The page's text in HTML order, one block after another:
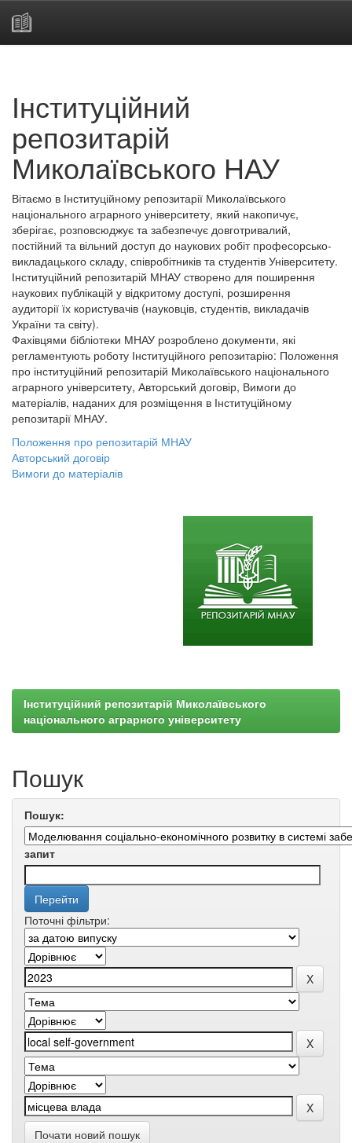
Інституційний
репозитарій
Миколаївського НАУ
Вітаємо в Інституційному репозитарії Миколаївського
національного аграрного університету, який накопичує,
зберігає, розповсюджує та забезпечує довготривалий,
постійний та вільний доступ до наукових робіт професорсько-
викладацького складу, співробітників та студентів Університету.
Інституційний репозитарій МНАУ створено для поширення
наукових публікацій у відкритому доступі, розширення
аудиторії їх користувачів (науковців, студентів, викладачів
України та світу).
Фахівцями бібліотеки МНАУ розроблено документи, які
регламентують роботу Інституційного репозитарію: Положення
про інституційний репозитарій Миколаївського національного
аграрного університету, Авторський договір, Вимоги до
матеріалів, наданих для розміщення в Інституційному
репозитарії МНАУ.
Положення про репозитарій МНАУ
Авторський договір
Вимоги до матеріалів
Інституційний репозитарій Миколаївського
національного аграрного університету
Пошук
Пошук:
запит
Поточні фільтри:
Почати новий пошук